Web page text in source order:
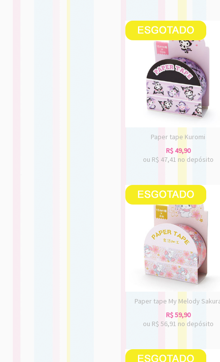
Paper tape Kuromi
R$49,90
ou R$ 47,41 no depósito
Paper tape My Melody
R$59,90
ou R$ 56,91 no depósito